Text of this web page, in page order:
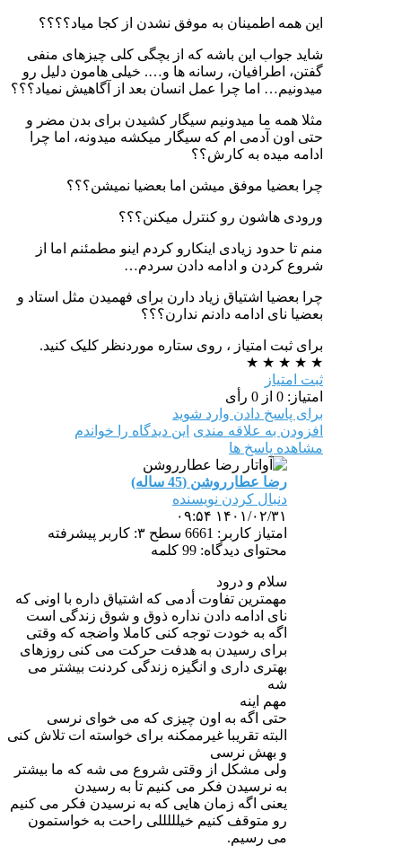
این همه اطمینان به موفق نشدن از کجا میاد؟؟؟؟
شاید جواب این باشه که از بچگی کلی چیزهای منفی
گفتن، اطرافیان، رسانه ها و…. خیلی هامون دلیل رو
میدونیم… اما چرا عمل انسان بعد از آگاهیش نمیاد؟؟؟
مثلا همه ما میدونیم سیگار کشیدن برای بدن مضر و
حتی اون آدمی ام که سیگار میکشه میدونه، اما چرا
ادامه میده به کارش؟؟
چرا بعضیا موفق میشن اما بعضیا نمیشن؟؟؟
ورودی هاشون رو کنترل میکنن؟؟؟
منم تا حدود زیادی اینکارو کردم اینو مطمئنم اما از
شروع کردن و ادامه دادن سردم…
چرا بعضیا اشتیاق زیاد دارن برای فهمیدن مثل استاد و
بعضیا نای ادامه دادنم ندارن؟؟؟
برای ثبت امتیاز ، روی ستاره موردنظر کلیک کنید.
★
★
★
★
★
ثبت امتیاز
امتیاز: 0 از 0 رأی
برای پاسخ دادن وارد شوید
افزودن به علاقه مندی این دیدگاه را خواندم
مشاهده پاسخ ها
رضا عطارروشن (45 ساله)
دنبال کردن نویسنده
۱۴۰۱/۰۲/۳۱ ۰۹:۵۴
امتیاز کاربر: 6661
سطح ۳: کاربر پیشرفته
محتوای دیدگاه: 99 کلمه
سلام و درود
مهمترین تفاوت أدمی که اشتیاق داره با اونی که
نای ادامه دادن نداره ذوق و شوق زندگی است
اگه به خودت توجه کنی کاملا واضجه که وقتی
برای رسیدن به هدفت حرکت می کنی روزهای
بهتری داری و انگیزه زندگی کردنت بیشتر می
شه
مهم اینه
حتی اگه به اون چیزی که می خوای نرسی
البته تقریبا غیرممکنه برای خواسته ات تلاش کنی
و بهش نرسی
ولی مشکل از وقتی شروع می شه که ما بیشتر
به نرسیدن فکر می کنیم تا به رسیدن
یعنی اگه زمان هایی که به نرسیدن فکر می کنیم
رو متوقف کنیم خیلللللی راحت به خواستمون
می رسیم.